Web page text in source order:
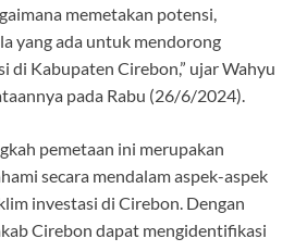
memetakan potensi,
yang ada untuk mendorong
di Kabupaten Cirebon,” ujar Wahyu
pada Rabu (26/6/2024).
pemetaan ini merupakan
secara mendalam aspek-aspek
investasi di Cirebon. Dengan
Cirebon dapat mengidentifikasi